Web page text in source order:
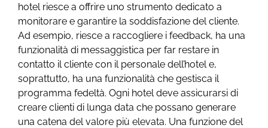
hotel riesce a offrire uno strumento dedicato a
monitorare e garantire la soddisfazione del cliente.
Ad esempio, riesce a raccogliere i feedback, ha una
funzionalità di messaggistica per far restare in
contatto il cliente con il personale dell’hotel e,
soprattutto, ha una funzionalità che gestisca il
programma fedeltà. Ogni hotel deve assicurarsi di
creare clienti di lunga data che possano generare
una catena del valore più elevata. Una funzione del